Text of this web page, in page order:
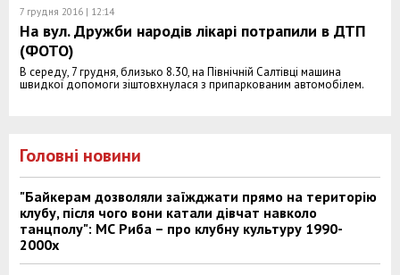
7 грудня 2016 | 12:14
На вул. Дружби народів лікарі потрапили в ДТП
(ФОТО)
В середу, 7 грудня, близько 8.30, на Північній Салтівці машина
швидкої допомоги зіштовхнулася з припаркованим автомобілем.
Головні новини
"Байкерам дозволяли заїжджати прямо на територію
клубу, після чого вони катали дівчат навколо
танцполу": МС Риба – про клубну культуру 1990-
2000х